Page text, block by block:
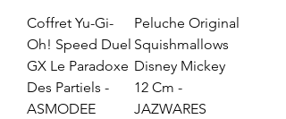
Coffret Yu-Gi-
Oh! Speed Duel
GX Le Paradoxe
Des Partiels -
ASMODEE
Peluche Original
Squishmallows
Disney Mickey
12 Cm -
JAZWARES